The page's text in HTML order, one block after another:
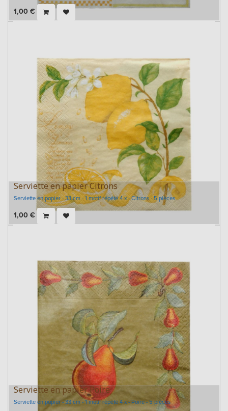
1,00 €
Serviette en papier Citrons
Serviette en papier - 33 cm - 1 motif répété 4 x - Citrons - 5 pièces
1,00 €
Serviette en papier Poire
Serviette en papier - 33 cm - 1 motif répété 4 x - Poire - 5 pièces